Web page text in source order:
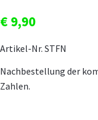
€ 9,90
Artikel-Nr. STFN
Nachbestellung der
Zahlen.